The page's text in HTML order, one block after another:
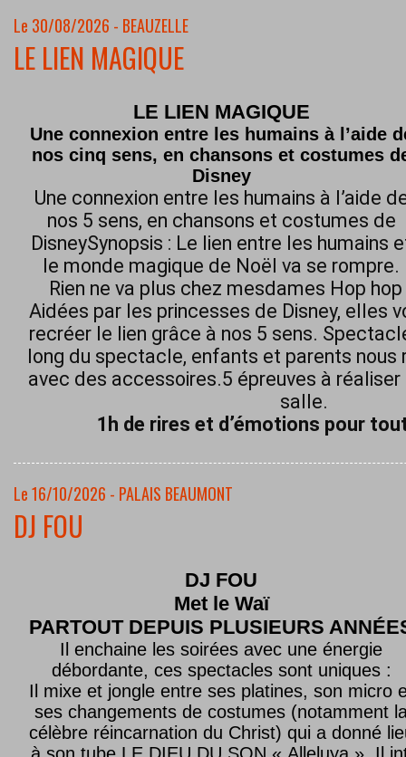
Le 30/08/2026 - BEAUZELLE
LE LIEN MAGIQUE
LE LIEN MAGIQUE
Une connexion entre les humains à l’aide
nos cinq sens, en chansons et costumes
Disney
Une connexion entre les humains à l’aide
nos 5 sens, en chansons et costumes de
DisneySynopsis : Le lien entre les humains
le monde magique de Noël va se rompre.
Rien ne va plus chez mesdames Hop
Aidées par les princesses de Disney, elles
recréer le lien grâce à nos 5 sens.
long du spectacle, enfants et parents nous
avec des accessoires.5 épreuves à
salle.
1h de rires et d’émotions pour
Le 16/10/2026 - PALAIS BEAUMONT
DJ FOU
DJ FOU
Met le Waï
PARTOUT DEPUIS PLUSIEURS
Il enchaine les soirées avec une énergie
débordante, ces spectacles sont uniques :
Il mixe et jongle entre ses platines, son micro
ses changements de costumes (notamment
célèbre réincarnation du Christ) qui a donné